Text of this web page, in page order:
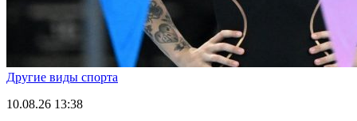
Другие виды спорта
10.08.26 13:38